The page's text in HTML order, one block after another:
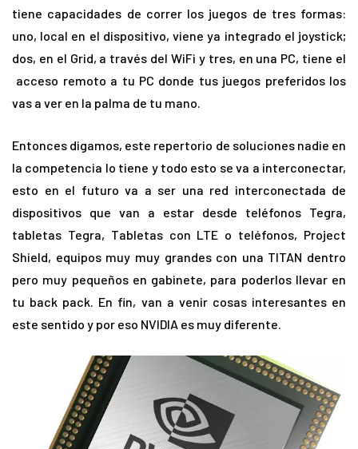
tiene capacidades de correr los juegos de tres formas:
uno, local en el dispositivo, viene ya integrado el joystick;
dos, en el Grid, a través del WiFi y tres, en una PC, tiene el
acceso remoto a tu PC donde tus juegos preferidos los
vas a ver en la palma de tu mano.
Entonces digamos, este repertorio de soluciones nadie en
la competencia lo tiene y todo esto se va a interconectar,
esto en el futuro va a ser una red interconectada de
dispositivos que van a estar desde teléfonos Tegra,
tabletas Tegra, Tabletas con LTE o teléfonos, Project
Shield, equipos muy muy grandes con una TITAN dentro
pero muy pequeños en gabinete, para poderlos llevar en
tu back pack. En fin, van a venir cosas interesantes en
este sentido y por eso NVIDIA es muy diferente.